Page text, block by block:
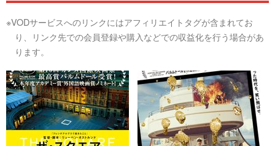
※VODサービスへのリンクにはアフィリエイトタグが含まれてお
り、リンク先での会員登録や購入などでの収益化を行う場合があ
ります。